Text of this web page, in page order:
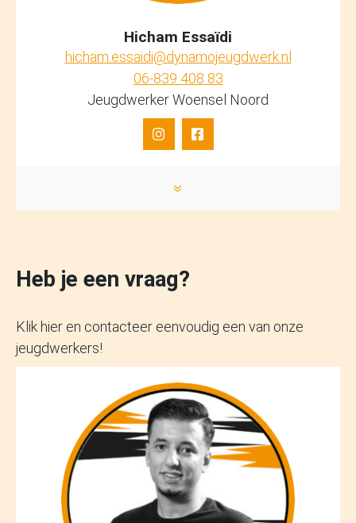
Hicham Essaïdi
hicham.essaidi@dynamojeugdwerk.nl
06-839 408 83
Jeugdwerker Woensel Noord
»
Heb je een vraag?
Klik hier en contacteer eenvoudig een van onze
jeugdwerkers!